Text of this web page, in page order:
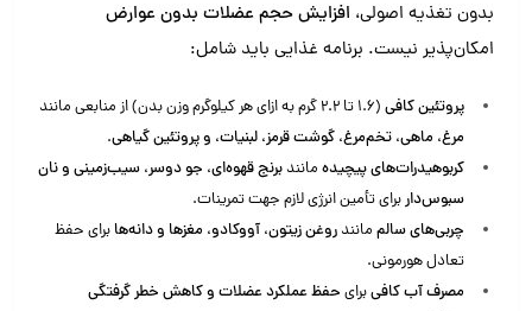
بدون تغذیه اصولی، افزایش حجم عضلات بدون عوارض
امکان‌پذیر نیست. برنامه غذایی باید شامل:
پروتئین کافی (۱.۶ تا ۲.۲ گرم به ازای هر کیلوگرم وزن بدن) از منابعی مانند
مرغ، ماهی، تخم‌مرغ، گوشت قرمز، لبنیات، و پروتئین گیاهی.
کربوهیدرات‌های پیچیده مانند برنج قهوه‌ای، جو دوسر، سیب‌زمینی و نان
سبوس‌داربرای تأمین انرژی لازم جهت تمرینات.
چربی‌های سالم مانند روغن زیتون، آووکادو، مغزها و دانه‌هابرای حفظ
تعادل هورمونی.
مصرف آب کافیبرای حفظ عملکرد عضلات و کاهش خطر گرفتگی